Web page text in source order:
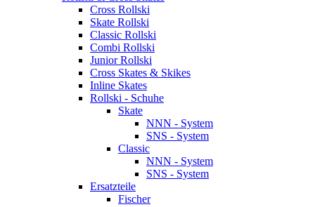
Cross Rollski
Skate Rollski
Classic Rollski
Combi Rollski
Junior Rollski
Cross Skates & Skikes
Inline Skates
Rollski - Schuhe
Skate
NNN - System
SNS - System
Classic
NNN - System
SNS - System
Ersatzteile
Fischer